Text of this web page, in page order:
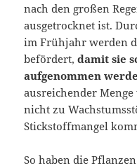
nach den großen
ausgetrocknet ist.
im Frühjahr werden
befördert,damit sie
aufgenommen
ausreichender
nicht zu
Stickstoffmangel
So haben die